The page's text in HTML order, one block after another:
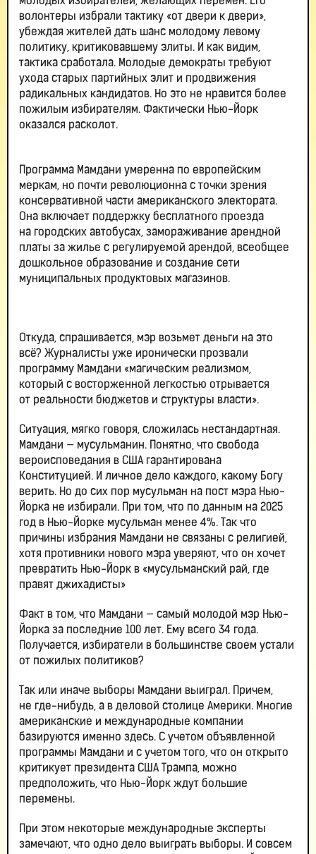
волонтеры избрали тактику «от двери к двери»,
убеждая жителей дать шанс молодому левому
политику, критиковавшему элиты. И как видим,
тактика сработала. Молодые демократы требуют
ухода старых партийных элит и продвижения
радикальных кандидатов. Но это не нравится более
пожилым избирателям. Фактически Нью-Йорк
оказался расколот.
Программа Мамдани умеренна по европейским
меркам, но почти революционна с точки зрения
консервативной части американского электората.
Она включает поддержку бесплатного проезда
на городских автобусах, замораживание арендной
платы за жилье с регулируемой арендой, всеобщее
дошкольное образование и создание сети
муниципальных продуктовых магазинов.
Откуда, спрашивается, мэр возьмет деньги на это
всё? Журналисты уже иронически прозвали
программу Мамдани «магическим реализмом,
который с восторженной легкостью отрывается
от реальности бюджетов и структуры власти».
Ситуация, мягко говоря, сложилась нестандартная.
Мамдани — мусульманин. Понятно, что свобода
вероисповедания в США гарантирована
Конституцией. И личное дело каждого, какому Богу
верить. Но до сих пор мусульман на пост мэра Нью-
Йорка не избирали. При том, что по данным на 2025
год в Нью-Йорке мусульман менее 4%. Так что
причины избрания Мамдани не связаны с религией,
хотя противники нового мэра уверяют, что он хочет
превратить Нью-Йорк в «мусульманский рай, где
правят джихадисты»
Факт в том, что Мамдани — самый молодой мэр Нью-
Йорка за последние 100 лет. Ему всего 34 года.
Получается, избиратели в большинстве своем устали
от пожилых политиков?
Так или иначе выборы Мамдани выиграл. Причем,
не где-нибудь, а в деловой столице Америки. Многие
американские и международные компании
базируются именно здесь. С учетом объявленной
программы Мамдани и с учетом того, что он открыто
критикует президента США Трампа, можно
предположить, что Нью-Йорк ждут большие
перемены.
При этом некоторые международные эксперты
замечают, что одно дело выиграть выборы. И совсем